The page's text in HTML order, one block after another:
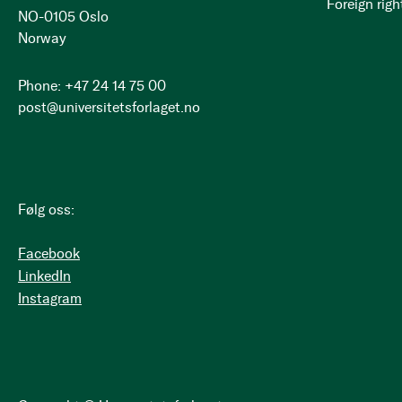
NO-0105 Oslo
Norway
Phone: +47 24 14 75 00
post@universitetsforlaget.no
Følg oss:
Facebook
LinkedIn
Instagram
Foreign